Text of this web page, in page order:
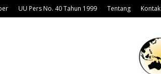
UU Pers No. 40 Tahun 1999 Tentang Kontak